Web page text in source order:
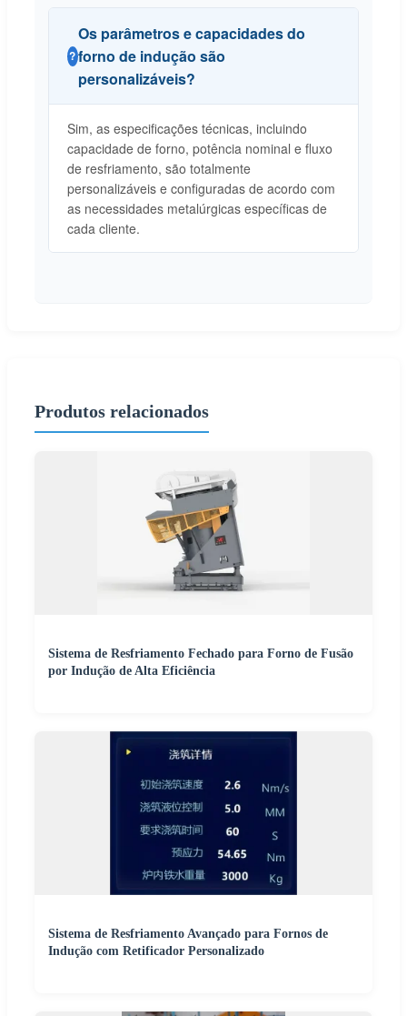
Os parâmetros e capacidades do
forno de indução são
personalizáveis?
Sim, as especificações técnicas, incluindo
capacidade de forno, potência nominal e fluxo
de resfriamento, são totalmente
personalizáveis e configuradas de acordo com
as necessidades metalúrgicas específicas de
cada cliente.
Produtos relacionados
Sistema de Resfriamento Fechado para Forno de Fusão
por Indução de Alta Eficiência
Sistema de Resfriamento Avançado para Fornos de
Indução com Retificador Personalizado